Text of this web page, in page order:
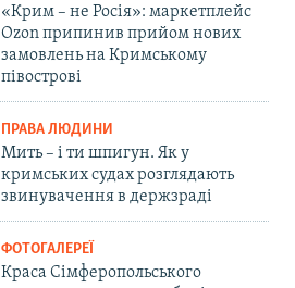
«Крим – не Росія»: маркетплейс
Ozon припинив прийом нових
замовлень на Кримському
півострові
ПРАВА ЛЮДИНИ
Мить – і ти шпигун. Як у
кримських судах розглядають
звинувачення в держзраді
ФОТОГАЛЕРЕЇ
Краса Сімферопольського